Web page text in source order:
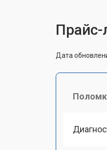
Прайс-
Дата